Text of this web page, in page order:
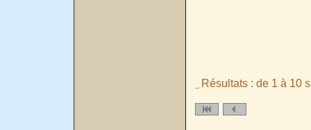
Résultats : de 1 à 10